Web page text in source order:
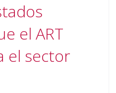
el ART
el sector